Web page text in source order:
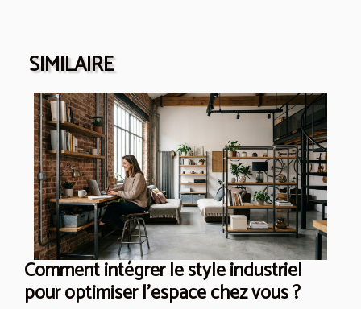
SIMILAIRE
Comment intégrer le style industriel
pour optimiser l'espace chez vous ?